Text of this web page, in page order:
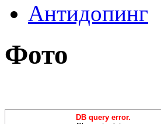
Антидопинг
Фото
DB query error.